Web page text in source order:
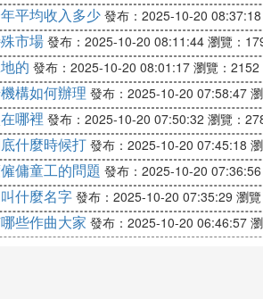
擊戰給越南最後造成了怎
三軍事強國的越南，憑借著蘇聯
後最成功的的閃電戰。
了越南人的頭腦，越南政府開始選
方面無數次警告，越方均置若罔聞
中越邊境打響了 對越自衛反擊戰
中國神秘手段支配的恐懼。
土地上，待硝煙散去後，越南人
軍事上還是經濟上，越南人正在為
一直宣稱中國軍隊的主動後撤是因
平均收入多少 發布：2025-10-20 08:37:18
市場 發布：2025-10-20 08:11:44 瀏覽：
的 發布：2025-10-20 08:01:17 瀏覽：2152
構如何辦理 發布：2025-10-20 07:58:47
哪裡 發布：2025-10-20 07:50:32 瀏覽：
什麼時候打 發布：2025-10-20 07:45:18
傭童工的問題 發布：2025-10-20 07:36:56
什麼名字 發布：2025-10-20 07:35:29 瀏
些作曲大家 發布：2025-10-20 06:46:57